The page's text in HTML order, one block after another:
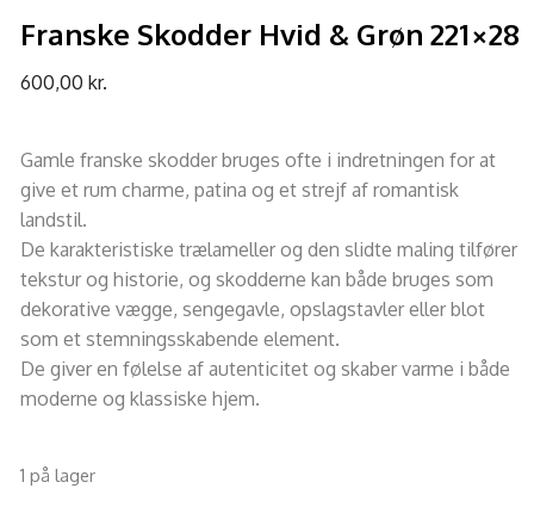
Franske Skodder Hvid & Grøn 221×28
600,00 kr.
Gamle franske skodder bruges ofte i indretningen for at
give et rum charme, patina og et strejf af romantisk
landstil.
De karakteristiske trælameller og den slidte maling tilfører
tekstur og historie, og skodderne kan både bruges som
dekorative vægge, sengegavle, opslagstavler eller blot
som et stemningsskabende element.
De giver en følelse af autenticitet og skaber varme i både
moderne og klassiske hjem.
1 på lager